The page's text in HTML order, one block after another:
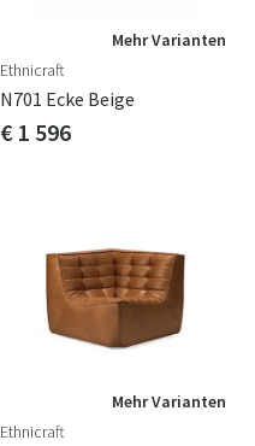
Mehr Varianten
Ethnicraft
N701 Ecke Beige
€ 1 596
Mehr Varianten
Ethnicraft